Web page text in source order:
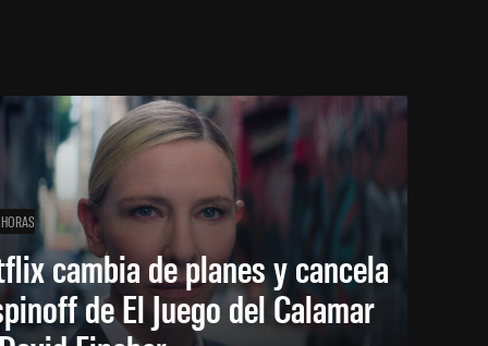
cambia de planes y cancela
de El Juego del Calamar